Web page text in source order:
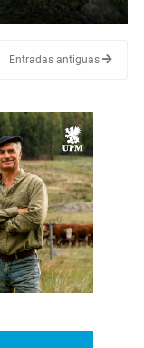
Entradas antiguas